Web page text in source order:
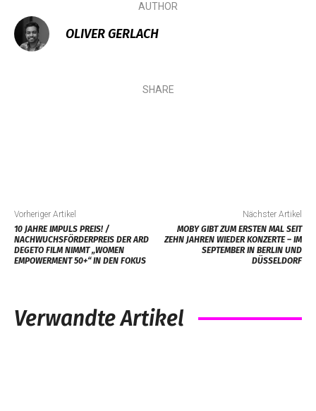
AUTHOR
OLIVER GERLACH
SHARE
Vorheriger Artikel
10 JAHRE IMPULS PREIS! /
NACHWUCHSFÖRDERPREIS DER ARD
DEGETO FILM NIMMT „WOMEN
EMPOWERMENT 50+“ IN DEN FOKUS
Nächster Artikel
MOBY GIBT ZUM ERSTEN MAL SEIT
ZEHN JAHREN WIEDER KONZERTE – IM
SEPTEMBER IN BERLIN UND
DÜSSELDORF
Verwandte Artikel